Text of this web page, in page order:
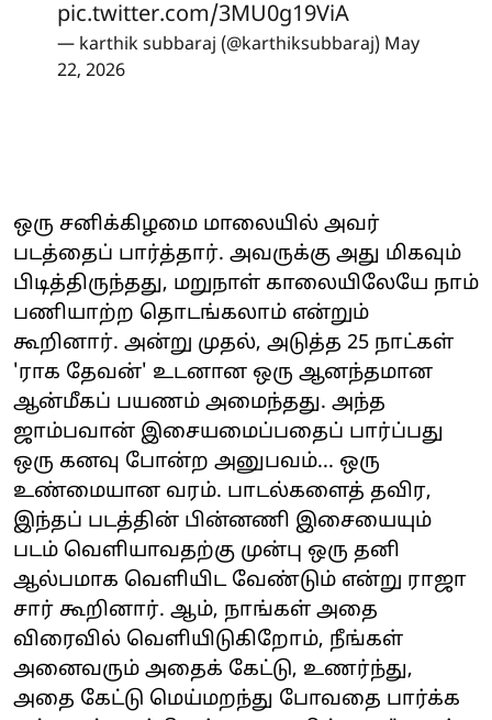
pic.twitter.com/3MU0g19ViA
— karthik subbaraj (@karthiksubbaraj) May
22, 2026
ஒரு சனிக்கிழமை மாலையில் அவர்
படத்தைப் பார்த்தார். அவருக்கு அது மிகவும்
பிடித்திருந்தது, மறுநாள் காலையிலேயே நாம்
பணியாற்ற தொடங்கலாம் என்றும்
கூறினார். அன்று முதல், அடுத்த 25 நாட்கள்
'ராக தேவன்' உடனான ஒரு ஆனந்தமான
ஆன்மீகப் பயணம் அமைந்தது. அந்த
ஜாம்பவான் இசையமைப்பதைப் பார்ப்பது
ஒரு கனவு போன்ற அனுபவம்... ஒரு
உண்மையான வரம். பாடல்களைத் தவிர,
இந்தப் படத்தின் பின்னணி இசையையும்
படம் வெளியாவதற்கு முன்பு ஒரு தனி
ஆல்பமாக வெளியிட வேண்டும் என்று ராஜா
சார் கூறினார். ஆம், நாங்கள் அதை
விரைவில் வெளியிடுகிறோம், நீங்கள்
அனைவரும் அதைக் கேட்டு, உணர்ந்து,
அதை கேட்டு மெய்மறந்து போவதை பார்க்க